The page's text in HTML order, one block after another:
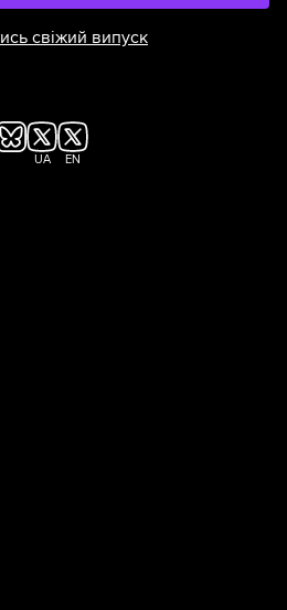
свіжий випуск
UA EN